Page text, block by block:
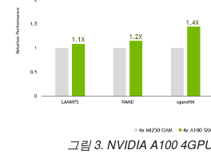
그림 3. NVIDIA A100